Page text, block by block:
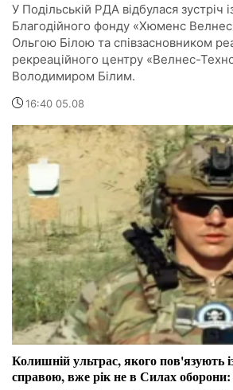
У Подільській РДА відбулася зустріч
Благодійного фонду «Хюменс
Ольгою Білою та співзасновником
рекреаційного центру «Велнес-
Володимиром Білим.
16:40 05.08
Колишній ультрас, якого пов'язують
справою, вже рік не в Силах